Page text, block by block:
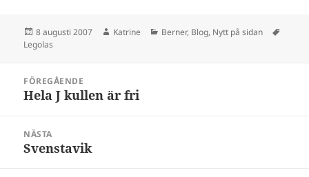
Postat
8 augusti 2007 Författare
Katrine Kategorier
Berner, Blog, Nytt på sidan
Legolas
FÖREGÅENDE
Föregående
Hela J kullen är fri
NÄSTA
Nästa
Svenstavik